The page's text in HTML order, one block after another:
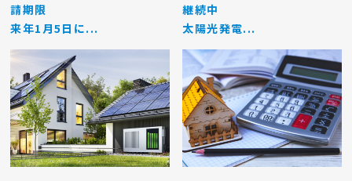
請期限
来年1月5日に...
継続中
太陽光発電...